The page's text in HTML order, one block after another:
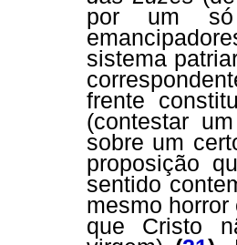
por um só
sistema
frente
(contestar
sobre um
proposição
sentido
mesmo
que Cristo